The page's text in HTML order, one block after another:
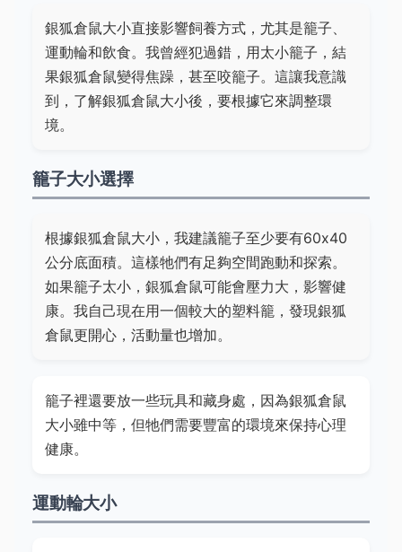
銀狐倉鼠大小直接影響飼養方式，尤其是籠子、
運動輪和飲食。我曾經犯過錯，用太小籠子，結
果銀狐倉鼠變得焦躁，甚至咬籠子。這讓我意識
到，了解銀狐倉鼠大小後，要根據它來調整環
境。
籠子大小選擇
根據銀狐倉鼠大小，我建議籠子至少要有60x40
公分底面積。這樣牠們有足夠空間跑動和探索。
如果籠子太小，銀狐倉鼠可能會壓力大，影響健
康。我自己現在用一個較大的塑料籠，發現銀狐
倉鼠更開心，活動量也增加。
籠子裡還要放一些玩具和藏身處，因為銀狐倉鼠
大小雖中等，但牠們需要豐富的環境來保持心理
健康。
運動輪大小